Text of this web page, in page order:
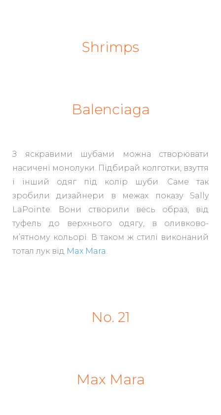
Shrimps
Balenciaga
З яскравими шубами можна створювати
насичені монолуки. Підбирай колготки, взуття
і інший одяг під колір шуби. Саме так
зробили дизайнери в межах показу Sally
LaPointe. Вони створили весь образ, від
туфель до верхнього одягу, в оливково-
м’ятному кольорі. В таком ж стилі виконаний
тотал лук від Max Mara.
No. 21
Max Mara